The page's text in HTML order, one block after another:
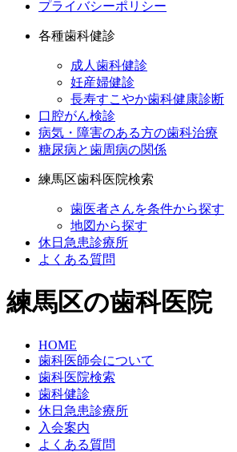
プライバシーポリシー
各種歯科健診
成人歯科健診
妊産婦健診
長寿すこやか歯科健康診断
口腔がん検診
病気・障害のある方の歯科治療
糖尿病と歯周病の関係
練馬区歯科医院検索
歯医者さんを条件から探す
地図から探す
休日急患診療所
よくある質問
練馬区の歯科医院
HOME
歯科医師会について
歯科医院検索
歯科健診
休日急患診療所
入会案内
よくある質問